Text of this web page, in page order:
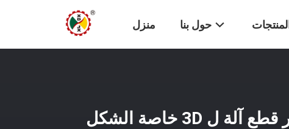
منزل حول بنا المنتجات